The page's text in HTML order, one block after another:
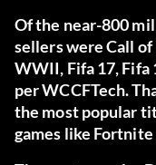
Of the near-800
sellers were Call
WWII, Fifa 17, Fifa
perWCCFTech.
the most popular
games like Fortnite